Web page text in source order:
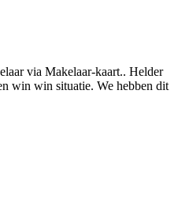
via Makelaar-kaart.. Helder
win win situatie. We hebben dit